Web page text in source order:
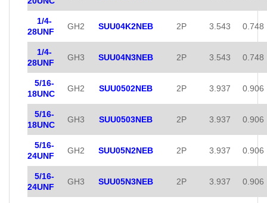
1/4-
28UNF
GH2 SUU04K2NEB 2P 3.543 0.748
1/4-
28UNF
GH3 SUU04N3NEB 2P 3.543 0.748
5/16-
18UNC
GH2 SUU0502NEB 2P 3.937 0.906
5/16-
18UNC
GH3 SUU0503NEB 2P 3.937 0.906
5/16-
24UNF
GH2 SUU05N2NEB 2P 3.937 0.906
5/16-
24UNF
GH3 SUU05N3NEB 2P 3.937 0.906